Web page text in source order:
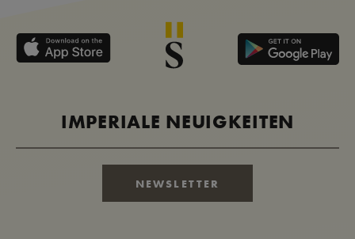
IMPERIALE NEUIGKEITEN
NEWSLETTER